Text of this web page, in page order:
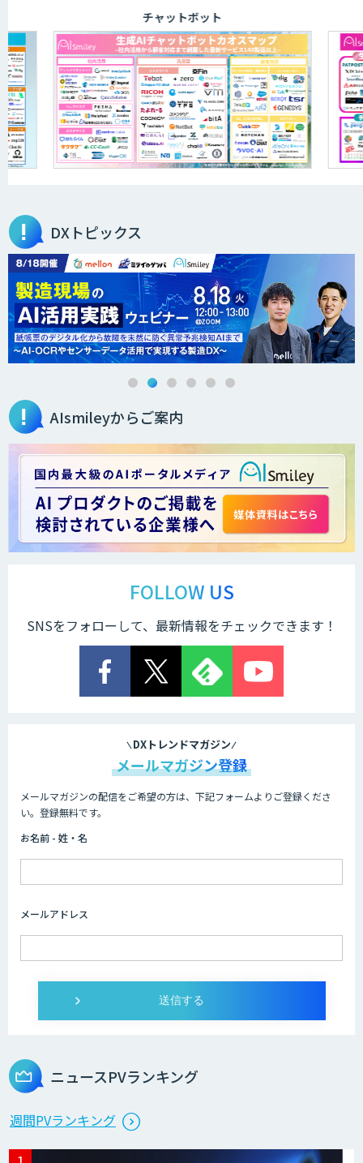
JOINT AI Flow byGMO
AIR-NEXUS
Smart Search
法人向けAIエージェント「OfficeAI社
員」
2層ナレッジ×AIで顧客コミュニケーシ
＜Dify活用＞AIエージェントDRIVE
する「TIMEWELL BASE」
WARP NEXT
Explaza 生成AI Partner｜ 顧客対応・接
Wanderlust RAG コンシェルジュ
Dify開発支援
チャットボット
DXトピックス
AIsmileyからご案内
FOLLOW US
SNSをフォローして、最新情報をチェックできます！
DXトレンドマガジン
メールマガジン登録
メールマガジンの配信をご希望の方は、下記フォームよりご登録くださ
い。登録無料です。
お名前 - 姓・名
メールアドレス
ニュースPVランキング
週間PVランキング